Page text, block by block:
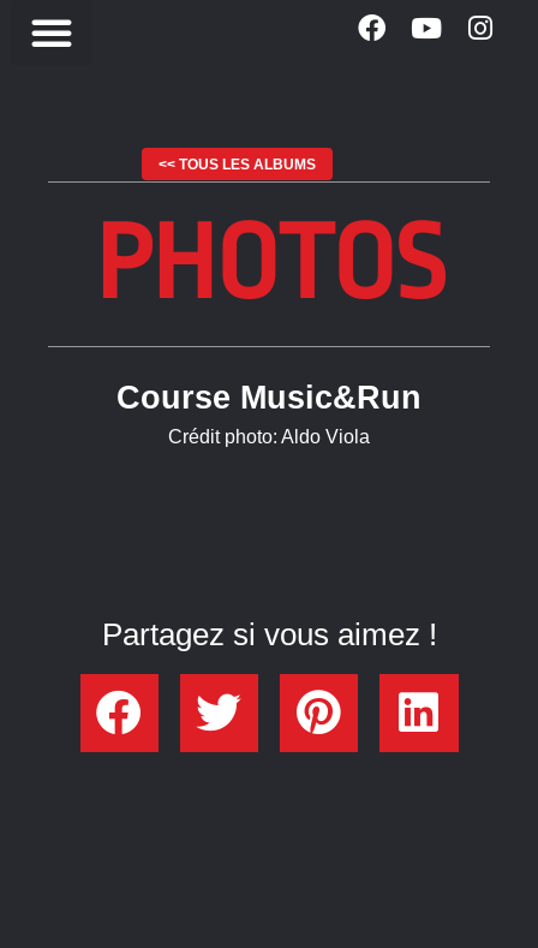
<< TOUS LES ALBUMS
PHOTOS
Course Music&Run
Crédit photo: Aldo Viola
Partagez si vous aimez !